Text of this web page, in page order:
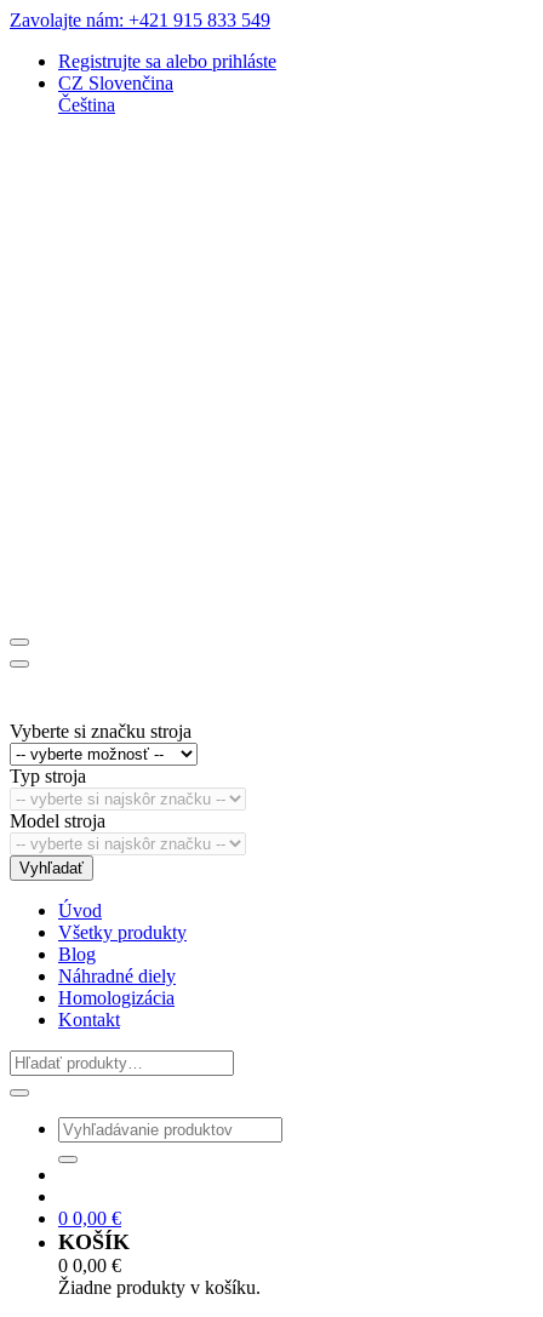
Zavolajte nám: +421 915 833 549
Registrujte sa alebo prihláste
CZ Slovenčina
Čeština
Vyberte si značku stroja
Typ stroja
Model stroja
Vyhľadať
Úvod
Všetky produkty
Blog
Náhradné diely
Homologizácia
Kontakt
0 0,00 €
KOŠÍK
0 0,00 €
Žiadne produkty v košíku.